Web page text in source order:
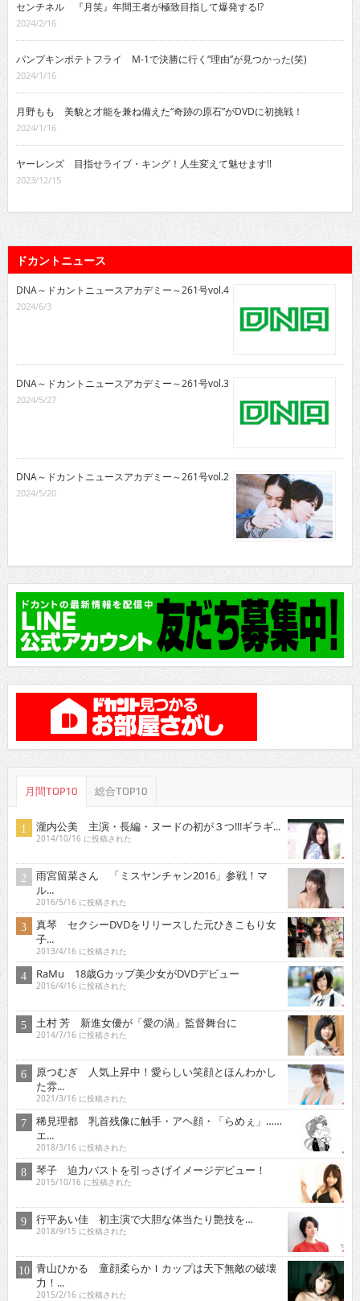
センチネル 『月笑』年間王者が極致目指して爆発する!?
2024/2/16
パンプキンポテトフライ M-1で決勝に行く“理由”が見つかった(笑)
2024/1/16
月野もも 美貌と才能を兼ね備えた“奇跡の原石”がDVDに初挑戦！
2024/1/16
ヤーレンズ 目指せライブ・キング！人生変えて魅せます!!
2023/12/15
ドカントニュース
DNA～ドカントニュースアカデミー～261号vol.4
2024/6/3
DNA～ドカントニュースアカデミー～261号vol.3
2024/5/27
DNA～ドカントニュースアカデミー～261号vol.2
2024/5/20
月間TOP10 総合TOP10
瀧内公美 主演・長編・ヌードの初が３つ!!!ギラギ...
2014/10/16 に投稿された
雨宮留菜さん 「ミスヤンチャン2016」参戦！マ
ル...
2016/5/16 に投稿された
真琴 セクシーDVDをリリースした元ひきこもり女
子...
2013/4/16 に投稿された
RaMu 18歳Gカップ美少女がDVDデビュー
2016/4/16 に投稿された
土村 芳 新進女優が「愛の渦」監督舞台に
2014/7/16 に投稿された
原つむぎ 人気上昇中！愛らしい笑顔とほんわかし
た雰...
2021/3/16 に投稿された
稀見理都 乳首残像に触手・アヘ顔・「らめぇ」……
エ...
2018/3/16 に投稿された
琴子 迫力バストを引っさげイメージデビュー！
2015/10/16 に投稿された
行平あい佳 初主演で大胆な体当たり艶技を…
2018/9/15 に投稿された
青山ひかる 童顔柔らかＩカップは天下無敵の破壊
力！...
2015/2/16 に投稿された